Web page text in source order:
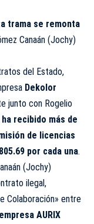
trama se remonta
Canaán (Jochy)
del Estado,
Dekolor
junto con Rogelio
recibido más de
de licencias
por cada una.
(Jochy)
ilegal,
Colaboración» entre
empresa AURIX